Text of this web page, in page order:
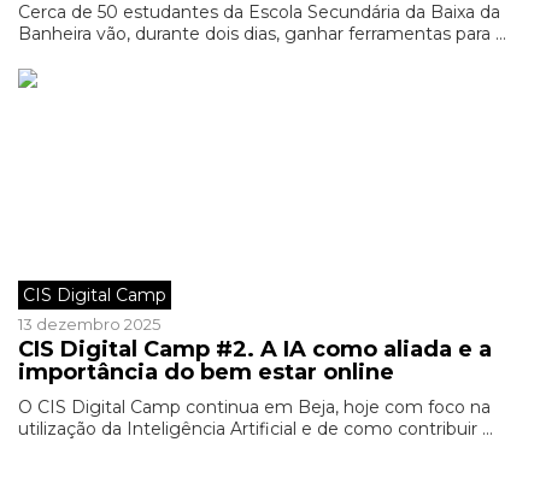
Cerca de 50 estudantes da Escola Secundária da Baixa da
Banheira vão, durante dois dias, ganhar ferramentas para ...
CIS Digital Camp
13 dezembro 2025
CIS Digital Camp #2. A IA como aliada e a
importância do bem estar online
O CIS Digital Camp continua em Beja, hoje com foco na
utilização da Inteligência Artificial e de como contribuir ...